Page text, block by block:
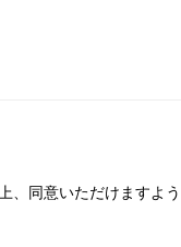
、同意いただけますよ